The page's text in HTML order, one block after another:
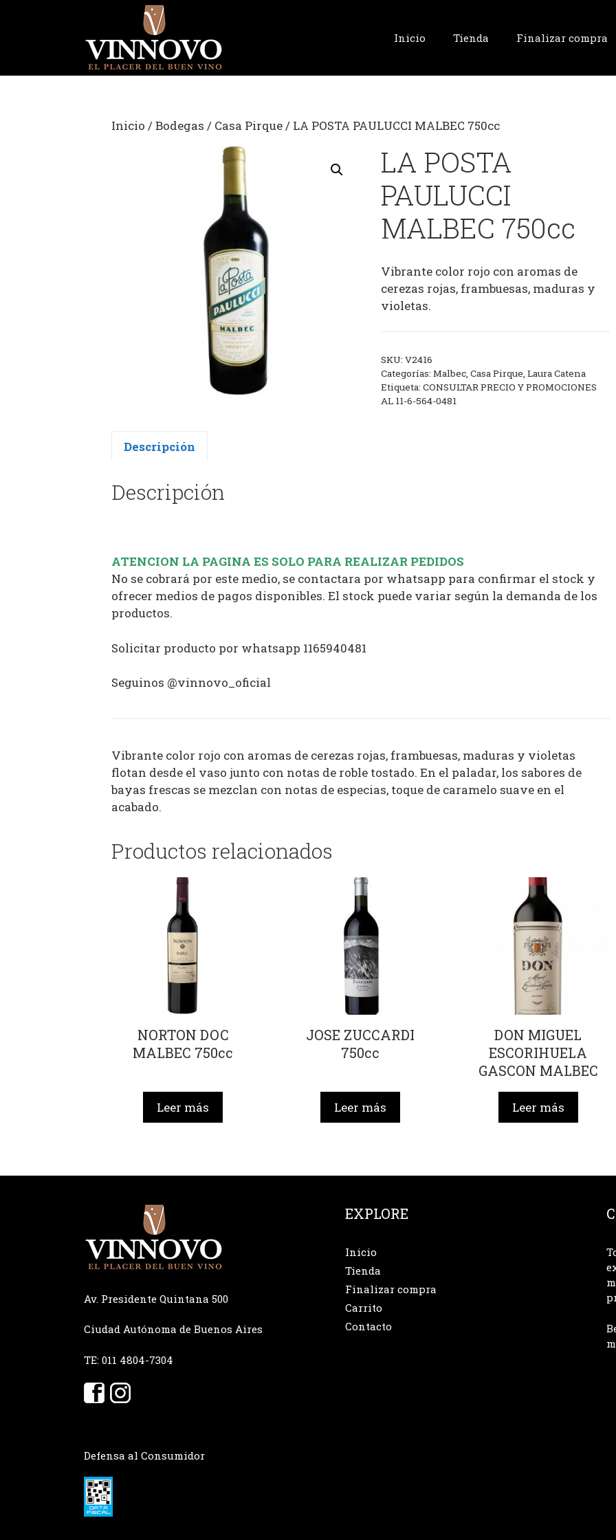
Inicio Tienda Finalizar compra
Inicio /Bodegas / Casa Pirque/ LA POSTA PAULUCCI MALBEC 750cc
LA POSTA
PAULUCCI
MALBEC 750cc
Vibrante color rojo con aromas de
cerezas rojas, frambuesas, maduras y
violetas.
SKU: V2416
Categorías: Malbec, Casa Pirque, Laura Catena
Etiqueta: CONSULTAR PRECIO Y PROMOCIONES
AL 11-6-564-0481
Descripción
Descripción
ATENCION LA PAGINA ES SOLO PARA REALIZAR PEDIDOS
No se cobrará por este medio, se contactara por whatsapp para confirmar el stock y
ofrecer medios de pagos disponibles. El stock puede variar según la demanda de los
productos.
Solicitar producto por whatsapp 1165940481
Seguinos @vinnovo_oficial
Vibrante color rojo con aromas de cerezas rojas, frambuesas, maduras y violetas
flotan desde el vaso junto con notas de roble tostado. En el paladar, los sabores de
bayas frescas se mezclan con notas de especias, toque de caramelo suave en el
acabado.
Productos relacionados
NORTON DOC
MALBEC 750cc
Leer más
JOSE ZUCCARDI
750cc
Leer más
DON MIGUEL
ESCORIHUELA
GASCON MALBEC
750cc
Leer más
Av. Presidente Quintana 500
Ciudad Autónoma de Buenos Aires
TE: 011 4804-7304
Defensa al Consumidor
EXPLORE
Inicio
Tienda
Finalizar compra
Carrito
Contacto